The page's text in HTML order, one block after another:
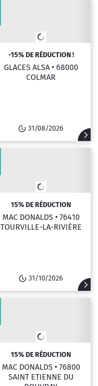
-15% DE RÉDUCTION !
GLACES ALSA • 68000
COLMAR
31/08/2026
15% DE RÉDUCTION
MAC DONALDS • 76410
TOURVILLE-LA-RIVIÈRE
31/10/2026
15% DE RÉDUCTION
MAC DONALDS • 76800
SAINT ETIENNE DU